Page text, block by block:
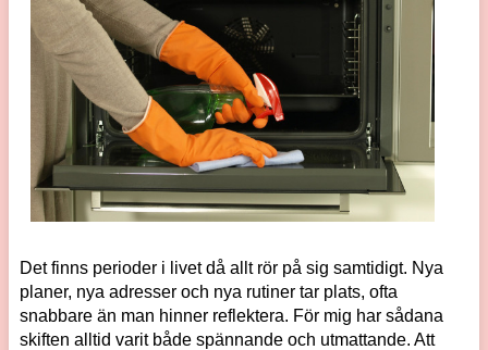
Det finns perioder i livet då allt rör på sig samtidigt. Nya
planer, nya adresser och nya rutiner tar plats, ofta
snabbare än man hinner reflektera. För mig har sådana
skiften alltid varit både spännande och utmattande. Att